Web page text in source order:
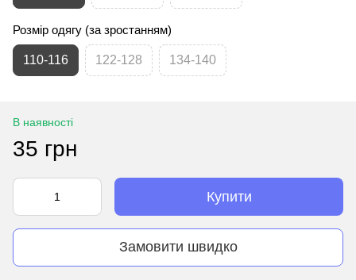
Розмір одягу (за зростанням)
110-116 122-128 134-140
В наявності
35 грн
Купити
Замовити швидко